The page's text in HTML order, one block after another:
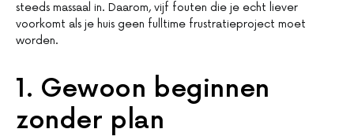
steeds massaal in. Daarom, vijf fouten die je echt liever
voorkomt als je huis geen fulltime frustratieproject moet
worden.
1. Gewoon beginnen
zonder plan